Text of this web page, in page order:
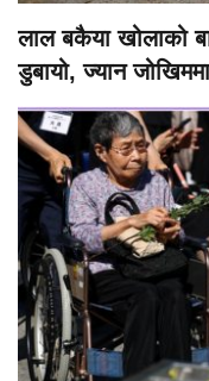
लाल बकैया खोलाको
डुबायो, ज्यान